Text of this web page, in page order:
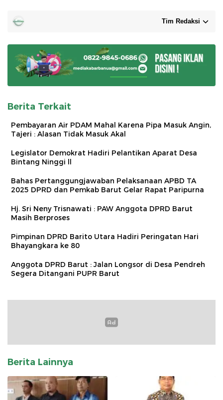
Tim Redaksi
Berita Terkait
Pembayaran Air PDAM Mahal Karena Pipa Masuk Angin,
Tajeri : Alasan Tidak Masuk Akal
Legislator Demokrat Hadiri Pelantikan Aparat Desa
Bintang Ninggi ll
Bahas Pertanggungjawaban Pelaksanaan APBD TA
2025 DPRD dan Pemkab Barut Gelar Rapat Paripurna
Hj. Sri Neny Trisnawati : PAW Anggota DPRD Barut
Masih Berproses
Pimpinan DPRD Barito Utara Hadiri Peringatan Hari
Bhayangkara ke 80
Anggota DPRD Barut : Jalan Longsor di Desa Pendreh
Segera Ditangani PUPR Barut
Berita Lainnya